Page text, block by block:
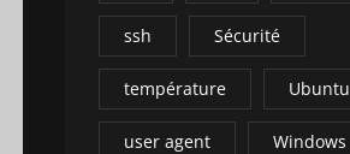
ssh Sécurité
température Ubuntu
user agent Windows